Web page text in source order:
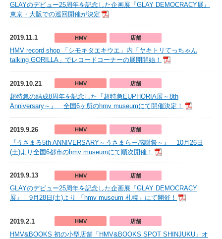
GLAYのデビュー25周年を記念した企画展『GLAY DEMOCRACY展』
東京・大阪での巡回開催が決定
2019.11.1 HMV 店舗
HMV record shop 「シモキタエキウエ」内「ヤキトリてっちゃん
talking GORILLA」でレコードコーナーの展開開始！
2019.10.21 HMV 店舗
超特急の結成8周年を記念した『超特急EUPHORIA展～8th
Anniversary～』 全国6ヶ所のhmv museumにて開催決定！
2019.9.26 HMV 店舗
『うさまる5th ANNIVERSARY～うさまらー感謝祭～』 10月26日
(土)より全国6都市のhmv museumにて順次開催！
2019.9.13 HMV 店舗
GLAYのデビュー25周年を記念した企画展『GLAY DEMOCRACY
展』 9月28日(土)より 「hmv museum 札幌」にて開催！
2019.2.1 HMV 店舗
HMV&BOOKS 初の小型店舗「HMV&BOOKS SPOT SHINJUKU」オ